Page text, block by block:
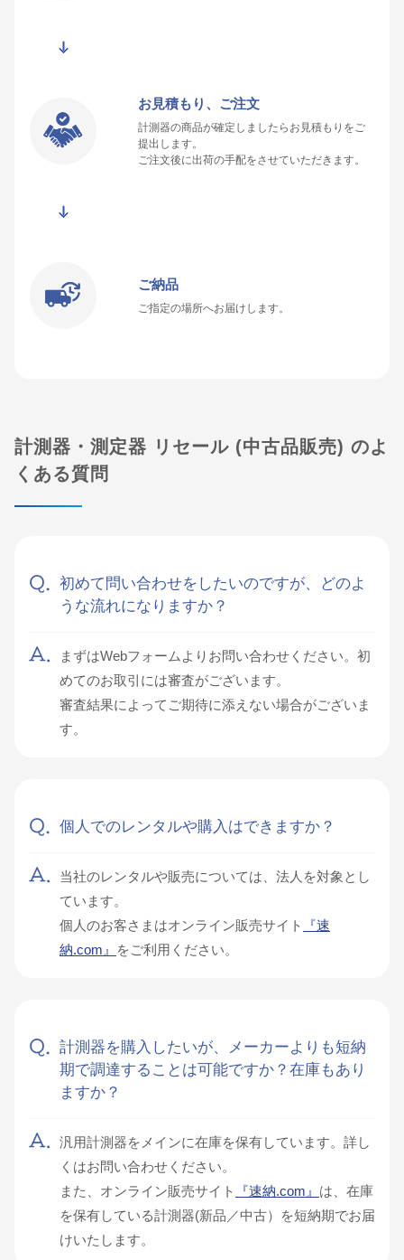
お見積もり、ご注文
計測器の商品が確定しましたらお見積もりをご
提出します。
ご注文後に出荷の手配をさせていただきます。
ご納品
ご指定の場所へお届けします。
計測器・測定器 リセール (中古品販売) のよ
くある質問
初めて問い合わせをしたいのですが、どのよ
うな流れになりますか？
まずはWebフォームよりお問い合わせください。初
めてのお取引には審査がございます。
審査結果によってご期待に添えない場合がございま
す。
個人でのレンタルや購入はできますか？
当社のレンタルや販売については、法人を対象とし
ています。
個人のお客さまはオンライン販売サイト
『速
納.com』
をご利用ください。
計測器を購入したいが、メーカーよりも短納
期で調達することは可能ですか？在庫もあり
ますか？
汎用計測器をメインに在庫を保有しています。詳し
くはお問い合わせください。
また、オンライン販売サイト
『速納.com』 は、在庫
を保有している計測器(新品／中古）を短納期でお届
けいたします。